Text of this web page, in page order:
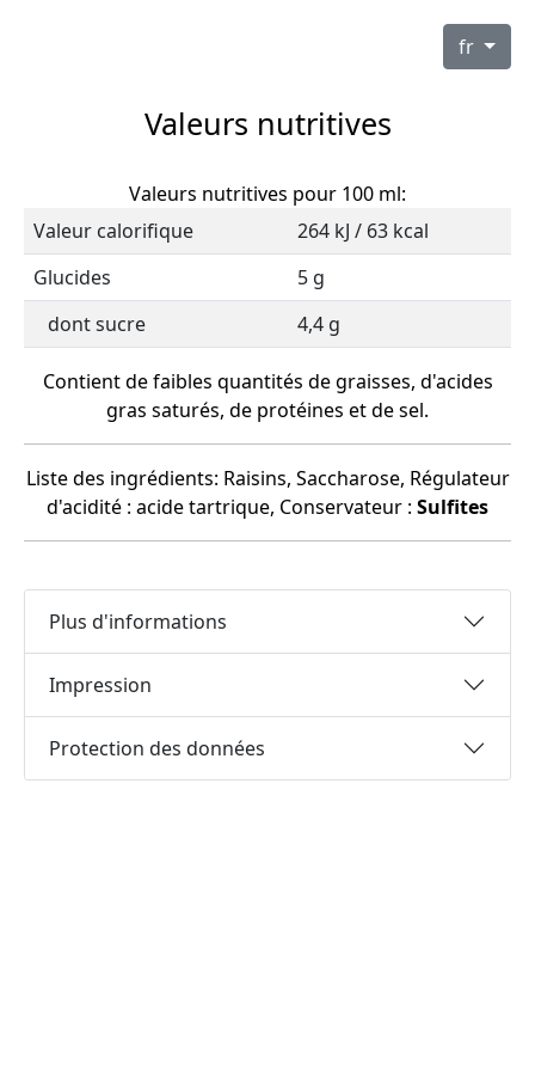
fr
Valeurs nutritives
Valeurs nutritives pour 100 ml:
Valeur calorifique
264 kJ / 63 kcal
Glucides
5 g
dont sucre
4,4 g
Contient de faibles quantités de graisses, d'acides
gras saturés, de protéines et de sel.
Liste des ingrédients: Raisins, Saccharose, Régulateur
d'acidité : acide tartrique, Conservateur : Sulfites
Plus d'informations
Impression
Protection des données